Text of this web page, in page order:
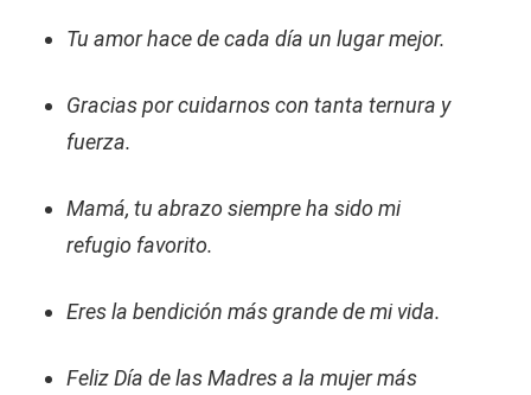
Tu amor hace de cada día un lugar mejor.
Gracias por cuidarnos con tanta ternura y
fuerza.
Mamá, tu abrazo siempre ha sido mi
refugio favorito.
Eres la bendición más grande de mi vida.
Feliz Día de las Madres a la mujer más